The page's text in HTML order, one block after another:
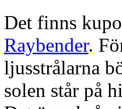
Det finns
Raybender.
ljusstrålarna
solen står på